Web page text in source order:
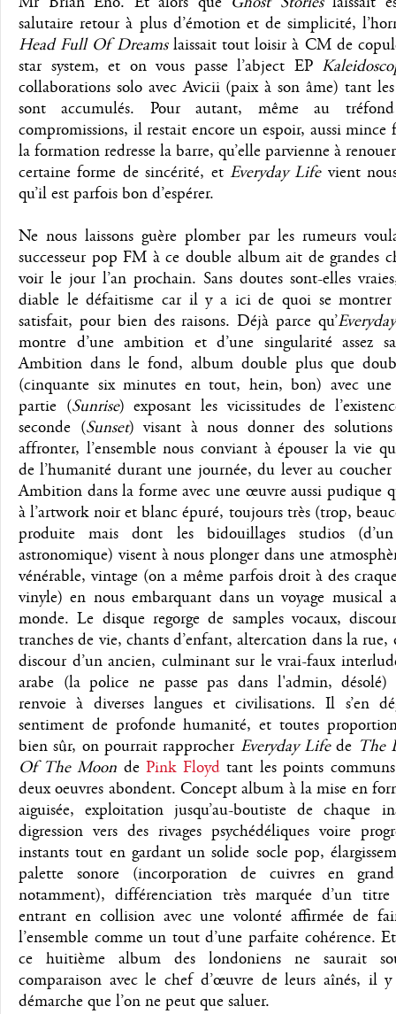
salutaire retour à plus d’émotion et de simplicité,
Head Full Of Dreamslaissait tout loisir à CM de
star system, et on vous passe l’abject EP
collaborations solo avec Avicii (paix à son âme) tant
sont accumulés. Pour autant, même au
compromissions, il restait encore un espoir, aussi
la formation redresse la barre, qu’elle parvienne à
certaine forme de sincérité, et Everyday Lifevient
qu’il est parfois bon d’espérer.
Ne nous laissons guère plomber par les rumeurs
successeur pop FM à ce double album ait de grandes
voir le jour l’an prochain. Sans doutes sont-elles
diable le défaitisme car il y a ici de quoi se montrer
satisfait, pour bien des raisons. Déjà parce qu’
montre d’une ambition et d’une singularité assez
Ambition dans le fond, album double plus que
(cinquante six minutes en tout, hein, bon) avec une
partie (Sunrise) exposant les vicissitudes de
seconde (Sunset) visant à nous donner des
affronter, l’ensemble nous conviant à épouser la vie
de l’humanité durant une journée, du lever au
Ambition dans la forme avec une œuvre aussi pudique
à l’artwork noir et blanc épuré, toujours très (trop,
produite mais dont les bidouillages studios
astronomique) visent à nous plonger dans une
vénérable, vintage (on a même parfois droit à des
vinyle) en nous embarquant dans un voyage musical
monde. Le disque regorge de samples vocaux,
tranches de vie, chants d’enfant, altercation dans la rue,
discour d’un ancien, culminant sur le vrai-faux
arabe (la police ne passe pas dans l'admin,
renvoie à diverses langues et civilisations. Il s’en
sentiment de profonde humanité, et toutes
bien sûr, on pourrait rapprocher Everyday Lifede The
Of The Moon dePink Floydtant les points
deux oeuvres abondent. Concept album à la mise en
aiguisée, exploitation jusqu’au-boutiste de chaque
digression vers des rivages psychédéliques voire
instants tout en gardant un solide socle pop,
palette sonore (incorporation de cuivres en
notamment), différenciation très marquée d’un titre
entrant en collision avec une volonté affirmée de
l’ensemble comme un tout d’une parfaite cohérence.
ce huitième album des londoniens ne saurait
comparaison avec le chef d’œuvre de leurs aînés, il
démarche que l’on ne peut que saluer.